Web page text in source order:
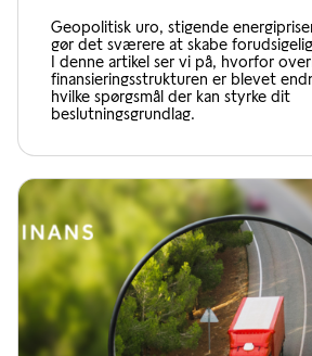
Geopolitisk uro, stigende
gør det sværere at skabe
I denne artikel ser vi på, hvorfor
finansieringsstrukturen er blevet
hvilke spørgsmål der kan styrke dit
beslutningsgrundlag.